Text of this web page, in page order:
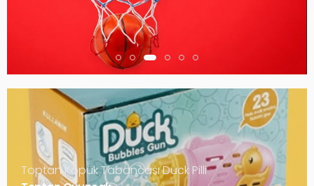
Toptan Köpük Tabancası Duck Pilli